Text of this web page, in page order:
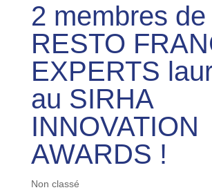
2 membres de
RESTO
EXPERTS
au SIRHA
INNOVATION
AWARDS !
Non classé